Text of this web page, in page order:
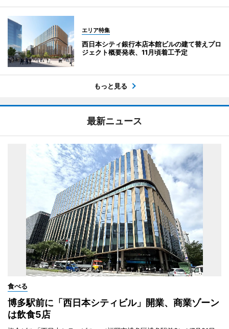
エリア特集
西日本シティ銀行本店本館ビルの建て替えプロ
ジェクト概要発表、11月頃着工予定
もっと見る
最新ニュース
食べる
博多駅前に「西日本シティビル」開業、商業ゾーン
は飲食5店